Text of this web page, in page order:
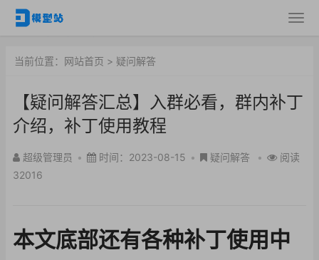
当前位置： 网站首页 > 疑问解答
【疑问解答汇总】入群必看，群内补丁
介绍，补丁使用教程
超级管理员 • 时间：2023-08-15 • 疑问解答 •
阅读
32016
本文底部还有各种补丁使用中